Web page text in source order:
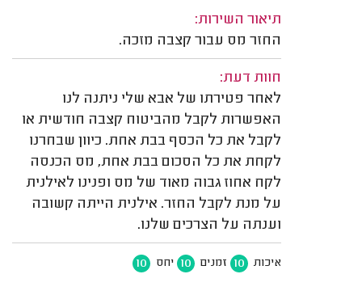
תיאור השירות:
החזר מס עבור קצבה מזכה.
חוות דעת:
לאחר פטירתו של אבא שלי ניתנה לנו
האפשרות לקבל מהביטוח קצבה חודשית או
לקבל את כל הכסף בבת אחת. כיוון שבחרנו
לקחת את כל הסכום בבת אחת, מס הכנסה
לקח אחוז גבוה מאוד של מס ופנינו לאילנית
על מנת לקבל החזר. אילנית הייתה קשובה
וענתה על הצרכים שלנו.
איכות 10 זמנים 10 יחס 10